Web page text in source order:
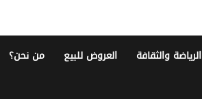
الرياضة والثقافة العروض للبيع من نحن؟